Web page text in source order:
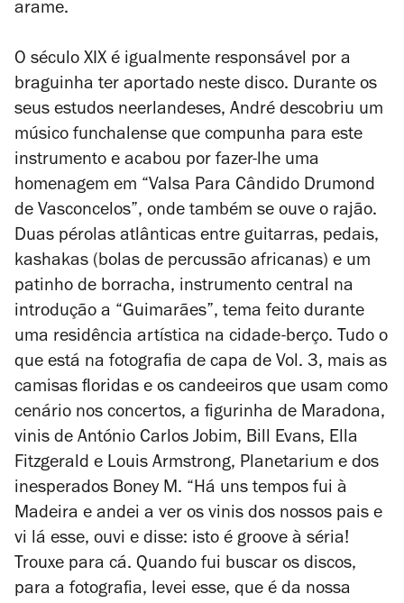
arame.
O século XIX é igualmente responsável por a
braguinha ter aportado neste disco. Durante os
seus estudos neerlandeses, André descobriu um
músico funchalense que compunha para este
instrumento e acabou por fazer-lhe uma
homenagem em “Valsa Para Cândido Drumond
de Vasconcelos”, onde também se ouve o rajão.
Duas pérolas atlânticas entre guitarras, pedais,
kashakas (bolas de percussão africanas) e um
patinho de borracha, instrumento central na
introdução a “Guimarães”, tema feito durante
uma residência artística na cidade-berço. Tudo o
que está na fotografia de capa de Vol. 3, mais as
camisas floridas e os candeeiros que usam como
cenário nos concertos, a figurinha de Maradona,
vinis de António Carlos Jobim, Bill Evans, Ella
Fitzgerald e Louis Armstrong, Planetarium e dos
inesperados Boney M. “Há uns tempos fui à
Madeira e andei a ver os vinis dos nossos pais e
vi lá esse, ouvi e disse: isto é groove à séria!
Trouxe para cá. Quando fui buscar os discos,
para a fotografia, levei esse, que é da nossa